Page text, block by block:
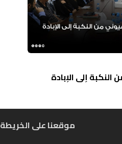
إلى الإبادة
موقعنا على الخريطة